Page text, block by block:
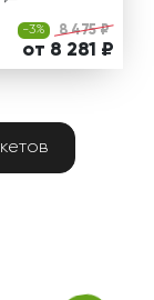
-3% 8 475 ₽
от 8 281 ₽